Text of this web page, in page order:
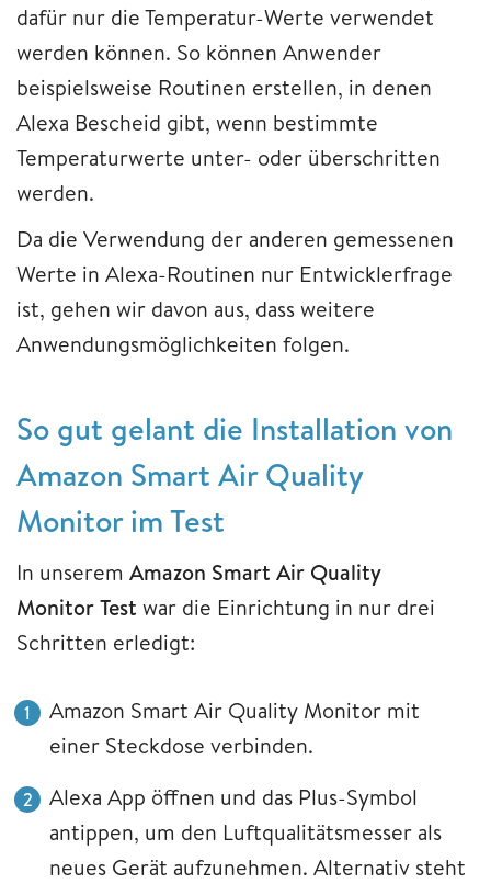
dafür nur die Temperatur-Werte verwendet
werden können. So können Anwender
beispielsweise Routinen erstellen, in denen
Alexa Bescheid gibt, wenn bestimmte
Temperaturwerte unter- oder überschritten
werden.
Da die Verwendung der anderen gemessenen
Werte in Alexa-Routinen nur Entwicklerfrage
ist, gehen wir davon aus, dass weitere
Anwendungsmöglichkeiten folgen.
So gut gelant die Installation von
Amazon Smart Air Quality
Monitor im Test
In unserem Amazon Smart Air Quality
Monitor Test war die Einrichtung in nur drei
Schritten erledigt:
Amazon Smart Air Quality Monitor mit
einer Steckdose verbinden.
Alexa App öffnen und das Plus-Symbol
antippen, um den Luftqualitätsmesser als
neues Gerät aufzunehmen. Alternativ steht